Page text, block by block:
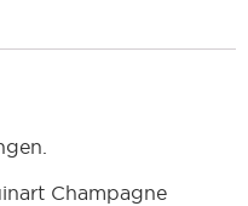
Champagne